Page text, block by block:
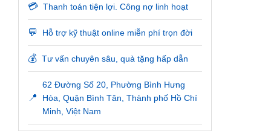
💳 Thanh toán tiện lợi. Công nợ linh hoạt
💬 Hỗ trợ kỹ thuật online miễn phí trọn đời
💰 Tư vấn chuyên sâu, quà tặng hấp dẫn
📍
62 Đường Số 20, Phường Bình Hưng
Hòa, Quận Bình Tân, Thành phố Hồ Chí
Minh, Việt Nam